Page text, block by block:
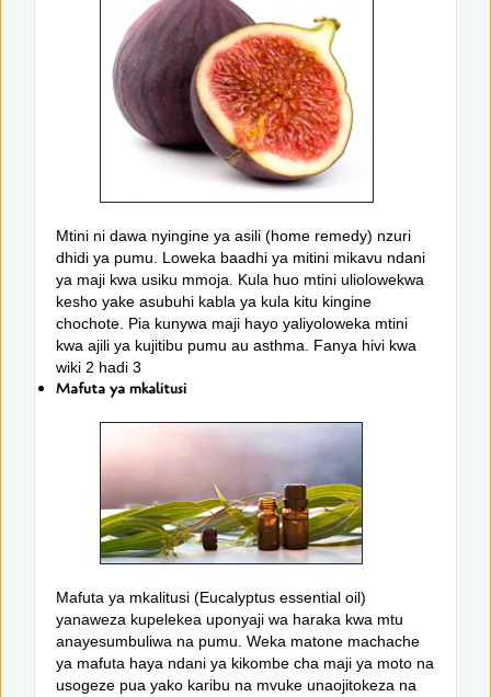
Mtini ni dawa nyingine ya asili (home remedy) nzuri
dhidi ya pumu. Loweka baadhi ya mitini mikavu ndani
ya maji kwa usiku mmoja. Kula huo mtini uliolowekwa
kesho yake asubuhi kabla ya kula kitu kingine
chochote. Pia kunywa maji hayo yaliyoloweka mtini
kwa ajili ya kujitibu pumu au asthma. Fanya hivi kwa
wiki 2 hadi 3
Mafuta ya mkalitusi
Mafuta ya mkalitusi (Eucalyptus essential oil)
yanaweza kupelekea uponyaji wa haraka kwa mtu
anayesumbuliwa na pumu. Weka matone machache
ya mafuta haya ndani ya kikombe cha maji ya moto na
usogeze pua yako karibu na mvuke unaojitokeza na